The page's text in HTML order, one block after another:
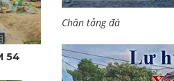
54
Chân tảng đá